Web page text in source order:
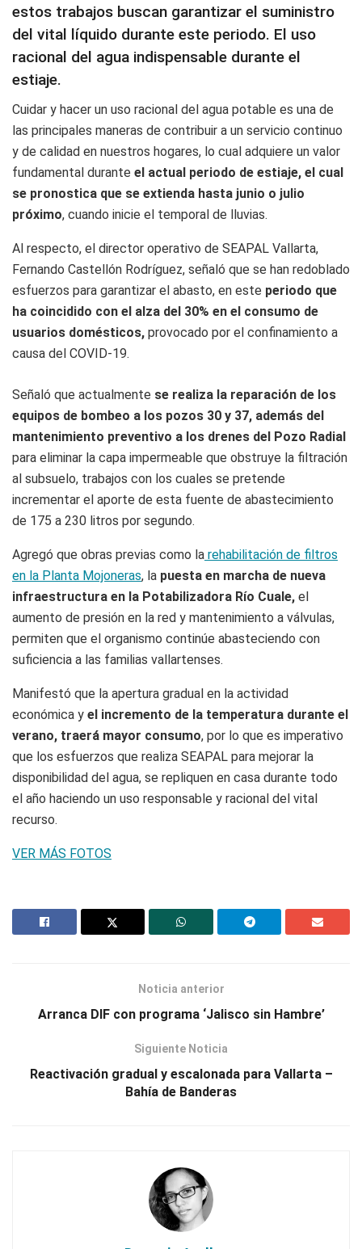
estos trabajos buscan garantizar el suministro
del vital líquido durante este periodo. El uso
racional del agua indispensable durante el
estiaje.
Cuidar y hacer un uso racional del agua potable es una de
las principales maneras de contribuir a un servicio continuo
y de calidad en nuestros hogares, lo cual adquiere un valor
fundamental durante el actual periodo de estiaje, el cual
se pronostica que se extienda hasta junio o julio
próximo, cuando inicie el temporal de lluvias.
Al respecto, el director operativo de SEAPAL Vallarta,
Fernando Castellón Rodríguez, señaló que se han redoblado
esfuerzos para garantizar el abasto, en este periodo que
ha coincidido con el alza del 30% en el consumo de
usuarios domésticos, provocado por el confinamiento a
causa del COVID-19.
Señaló que actualmente se realiza la reparación de los
equipos de bombeo a los pozos 30 y 37, además del
mantenimiento preventivo a los drenes del Pozo Radial
para eliminar la capa impermeable que obstruye la filtración
al subsuelo, trabajos con los cuales se pretende
incrementar el aporte de esta fuente de abastecimiento
de 175 a 230 litros por segundo.
Agregó que obras previas como la rehabilitación de filtros
en la Planta Mojoneras, la puesta en marcha de nueva
infraestructura en la Potabilizadora Río Cuale, el
aumento de presión en la red y mantenimiento a válvulas,
permiten que el organismo continúe abasteciendo con
suficiencia a las familias vallartenses.
Manifestó que la apertura gradual en la actividad
económica y el incremento de la temperatura durante el
verano, traerá mayor consumo, por lo que es imperativo
que los esfuerzos que realiza SEAPAL para mejorar la
disponibilidad del agua, se repliquen en casa durante todo
el año haciendo un uso responsable y racional del vital
recurso.
VER MÁS FOTOS
Noticia anterior
Arranca DIF con programa ‘Jalisco sin Hambre’
Siguiente Noticia
Reactivación gradual y escalonada para Vallarta –
Bahía de Banderas